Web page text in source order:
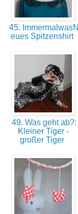
45. ImmermalwasN
eues Spitzenshirt
49. Was geht ab?:
Kleiner Tiger -
großer Tiger